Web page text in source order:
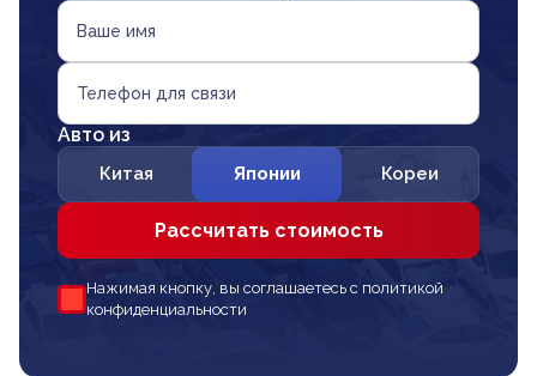
Ваше имя
Телефон для связи
Авто из
Китая Японии Кореи
Рассчитать стоимость
Нажимая кнопку, вы соглашаетесь с политикой
конфиденциальности